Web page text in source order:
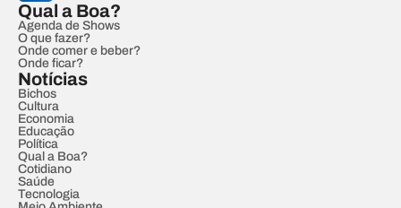
Qual a Boa?
Agenda de Shows
O que fazer?
Onde comer e beber?
Onde ficar?
Notícias
Bichos
Cultura
Economia
Educação
Política
Qual a Boa?
Cotidiano
Saúde
Tecnologia